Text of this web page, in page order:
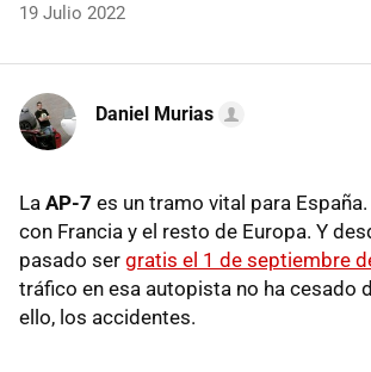
19 Julio 2022
Daniel Murias
La AP-7 es un tramo vital para
con Francia y el resto de Europa. Y
pasado ser gratis el 1 de septiembre
tráfico en esa autopista no ha cesado
ello, los accidentes.